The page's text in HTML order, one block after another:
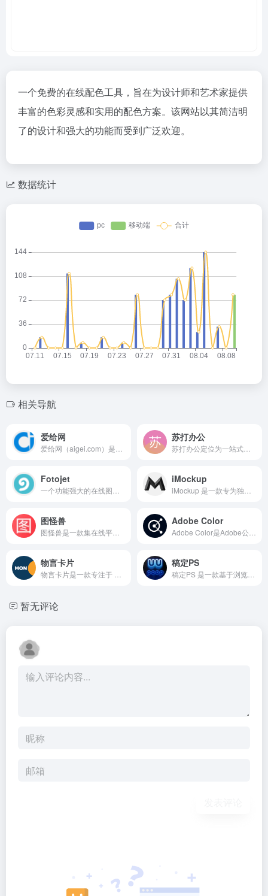
一个免费的在线配色工具，旨在为设计师和艺术家提供
丰富的色彩灵感和实用的配色方案。该网站以其简洁明
了的设计和强大的功能而受到广泛欢迎。
数据统计
相关导航
爱给网 苏打办公
Fotojet iMockup
图怪兽 Adobe Color
物言卡片 稿定PS
暂无评论